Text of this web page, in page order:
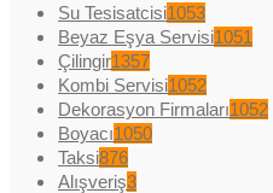
Su Tesisatcisi1053
Beyaz Eşya Servisi1051
Çilingir1357
Kombi Servisi1052
Dekorasyon Firmaları1052
Boyacı1050
Taksi876
Alışveriş3